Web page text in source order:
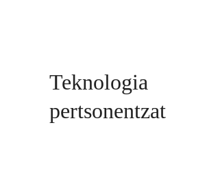
Teknologia
pertsonentzat